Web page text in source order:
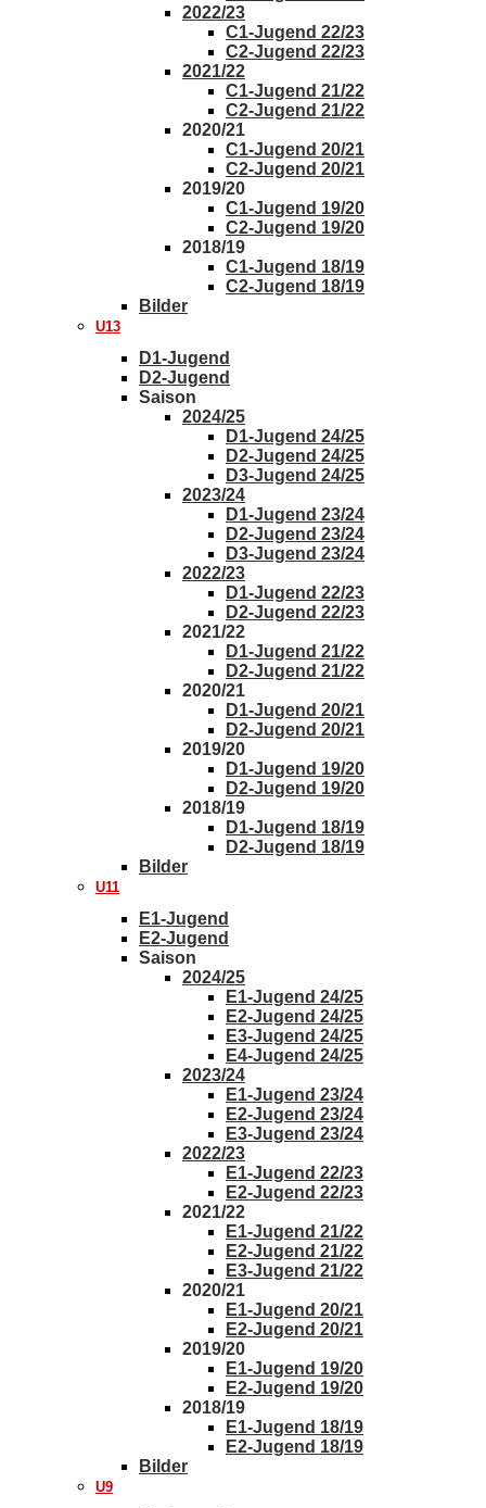
2022/23
C1-Jugend 22/23
C2-Jugend 22/23
2021/22
C1-Jugend 21/22
C2-Jugend 21/22
2020/21
C1-Jugend 20/21
C2-Jugend 20/21
2019/20
C1-Jugend 19/20
C2-Jugend 19/20
2018/19
C1-Jugend 18/19
C2-Jugend 18/19
Bilder
U13
D1-Jugend
D2-Jugend
Saison
2024/25
D1-Jugend 24/25
D2-Jugend 24/25
D3-Jugend 24/25
2023/24
D1-Jugend 23/24
D2-Jugend 23/24
D3-Jugend 23/24
2022/23
D1-Jugend 22/23
D2-Jugend 22/23
2021/22
D1-Jugend 21/22
D2-Jugend 21/22
2020/21
D1-Jugend 20/21
D2-Jugend 20/21
2019/20
D1-Jugend 19/20
D2-Jugend 19/20
2018/19
D1-Jugend 18/19
D2-Jugend 18/19
Bilder
U11
E1-Jugend
E2-Jugend
Saison
2024/25
E1-Jugend 24/25
E2-Jugend 24/25
E3-Jugend 24/25
E4-Jugend 24/25
2023/24
E1-Jugend 23/24
E2-Jugend 23/24
E3-Jugend 23/24
2022/23
E1-Jugend 22/23
E2-Jugend 22/23
2021/22
E1-Jugend 21/22
E2-Jugend 21/22
E3-Jugend 21/22
2020/21
E1-Jugend 20/21
E2-Jugend 20/21
2019/20
E1-Jugend 19/20
E2-Jugend 19/20
2018/19
E1-Jugend 18/19
E2-Jugend 18/19
Bilder
U9